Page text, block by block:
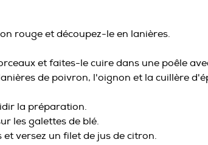
rouge et découpez-le en lanières.
et faites-le cuire dans une poêle
de poivron, l'oignon et la cuillère
la préparation.
les galettes de blé.
et versez un filet de jus de citron.